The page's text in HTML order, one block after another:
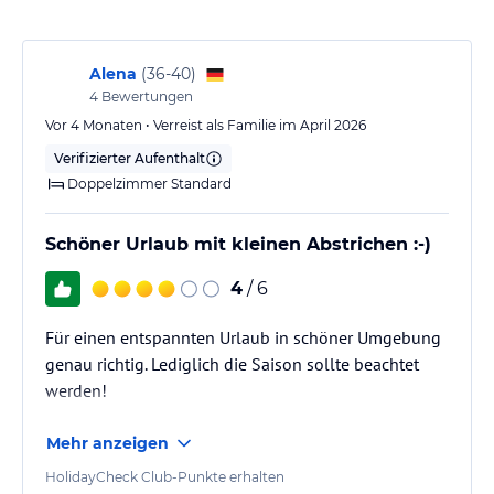
werden. Die Bushaltestelle befindet sich direkt vor dem Hotel.
Zimmer / Unterbringung im Hotel
Das Hotel verfügt über hochwertige und modern ausgestattete
bieten.
Zimmer: 130
Alle Zimmer mit:
Safe
Freies W-Lan
Balkon
Bademäntel
Badetücher und Badeslipper
Telefon
USB Steckdosen
Gastronomie im Hotel
Buffet-Restaurant unterteilt in verschiedene Räumlichkeiten
Alena (36-40)
4 Bewertungen
Vor 4 Monaten • Verreist als Familie im April 2026
Verifizierter Aufenthalt
Doppelzimmer Standard
Schöner Urlaub mit kleinen Abstrichen :-)
4 / 6
Für einen entspannten Urlaub in schöner Umgebung
genau richtig. Lediglich die Saison sollte beachtet
werden!
Mehr anzeigen
HolidayCheck Club-Punkte erhalten